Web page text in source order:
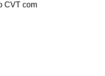
CVT com